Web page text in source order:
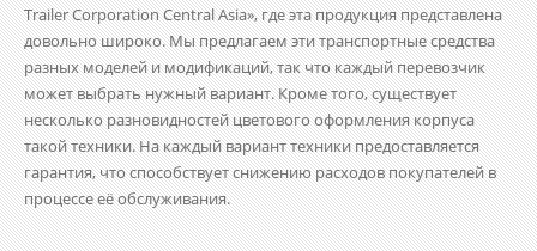
Trailer Corporation Central Asia», где эта продукция представлена
довольно широко. Мы предлагаем эти транспортные средства
разных моделей и модификаций, так что каждый перевозчик
может выбрать нужный вариант. Кроме того, существует
несколько разновидностей цветового оформления корпуса
такой техники. На каждый вариант техники предоставляется
гарантия, что способствует снижению расходов покупателей в
процессе её обслуживания.